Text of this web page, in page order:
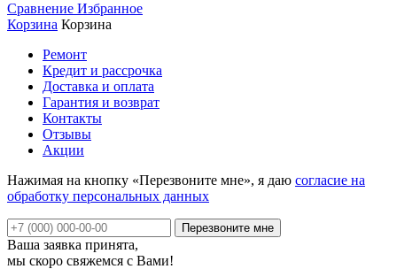
Сравнение Избранное
Корзина Корзина
Ремонт
Кредит и рассрочка
Доставка и оплата
Гарантия и возврат
Контакты
Отзывы
Акции
Нажимая на кнопку «Перезвоните мне», я даю согласие на
обработку персональных данных
Ваша заявка принята,
мы скоро свяжемся с Вами!